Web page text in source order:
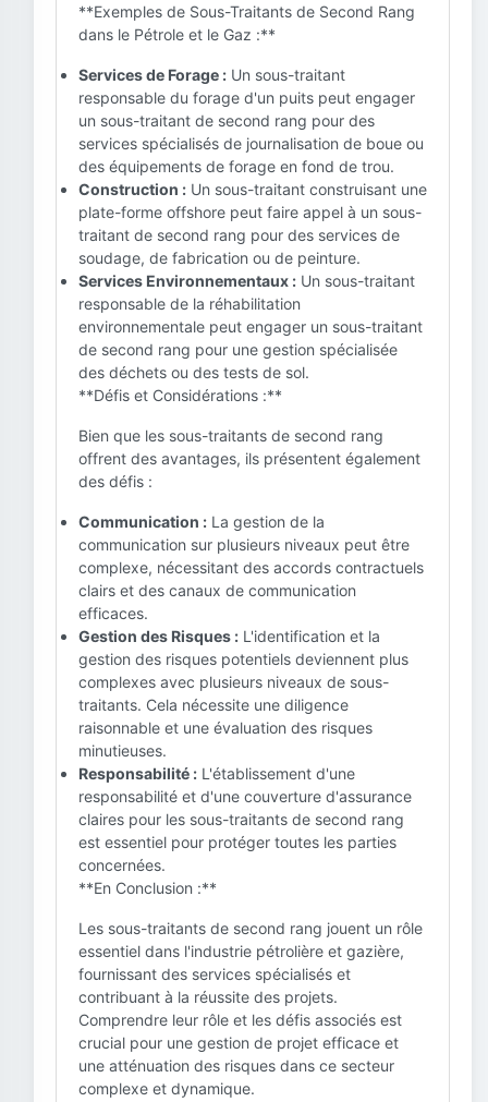
**Exemples de Sous-Traitants de Second Rang
dans le Pétrole et le Gaz :**
Services de Forage : Un sous-traitant
responsable du forage d'un puits peut engager
un sous-traitant de second rang pour des
services spécialisés de journalisation de boue ou
des équipements de forage en fond de trou.
Construction : Un sous-traitant construisant une
plate-forme offshore peut faire appel à un sous-
traitant de second rang pour des services de
soudage, de fabrication ou de peinture.
Services Environnementaux : Un sous-traitant
responsable de la réhabilitation
environnementale peut engager un sous-traitant
de second rang pour une gestion spécialisée
des déchets ou des tests de sol.
**Défis et Considérations :**
Bien que les sous-traitants de second rang
offrent des avantages, ils présentent également
des défis :
Communication : La gestion de la
communication sur plusieurs niveaux peut être
complexe, nécessitant des accords contractuels
clairs et des canaux de communication
efficaces.
Gestion des Risques : L'identification et la
gestion des risques potentiels deviennent plus
complexes avec plusieurs niveaux de sous-
traitants. Cela nécessite une diligence
raisonnable et une évaluation des risques
minutieuses.
Responsabilité : L'établissement d'une
responsabilité et d'une couverture d'assurance
claires pour les sous-traitants de second rang
est essentiel pour protéger toutes les parties
concernées.
**En Conclusion :**
Les sous-traitants de second rang jouent un rôle
essentiel dans l'industrie pétrolière et gazière,
fournissant des services spécialisés et
contribuant à la réussite des projets.
Comprendre leur rôle et les défis associés est
crucial pour une gestion de projet efficace et
une atténuation des risques dans ce secteur
complexe et dynamique.